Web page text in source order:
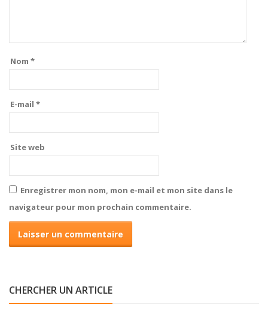
Nom *
E-mail *
Site web
Enregistrer mon nom, mon e-mail et mon site dans le
navigateur pour mon prochain commentaire.
CHERCHER UN ARTICLE